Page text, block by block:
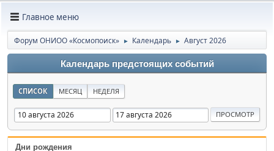
Главное меню
Форум ОНИОО «Космопоиск» ► Календарь ► Август 2026
Календарь предстоящих событий
СПИСОК МЕСЯЦ НЕДЕЛЯ
Дни рождения